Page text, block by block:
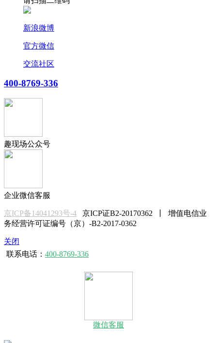
新浪微博
官方微信
交流社区
400-8769-336
趣现场公众号
企业微信客服
京ICP备14041293号-4 京ICP证B2-20170362 丨 增值电信业
务经营许可证编号（京）-B2-2017-0362
关闭
联系电话： 400-8769-336
微信客服